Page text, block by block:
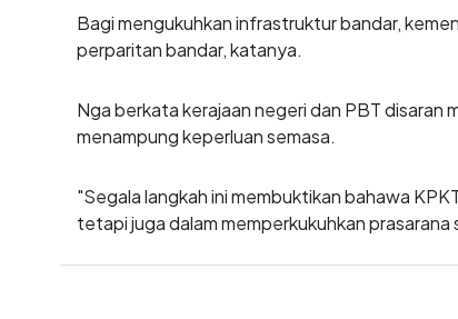
Bagi mengukuhkan infrastruktur bandar,
perparitan bandar, katanya.
Nga berkata kerajaan negeri dan PBT
menampung keperluan semasa.
"Segala langkah ini membuktikan bahawa
tetapi juga dalam memperkukuhkan